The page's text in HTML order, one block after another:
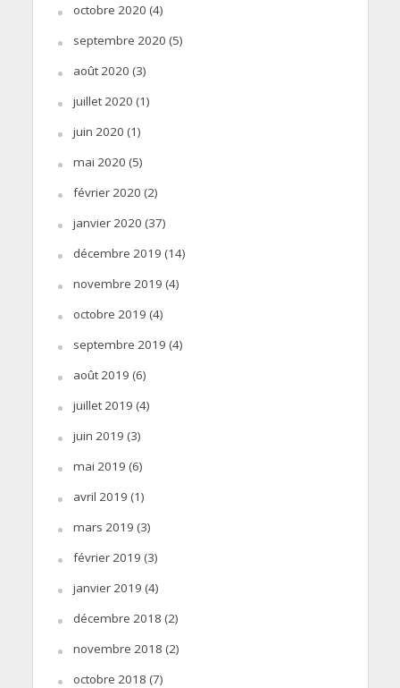
octobre 2020 (4)
septembre 2020 (5)
août 2020 (3)
juillet 2020 (1)
juin 2020 (1)
mai 2020 (5)
février 2020 (2)
janvier 2020 (37)
décembre 2019 (14)
novembre 2019 (4)
octobre 2019 (4)
septembre 2019 (4)
août 2019 (6)
juillet 2019 (4)
juin 2019 (3)
mai 2019 (6)
avril 2019 (1)
mars 2019 (3)
février 2019 (3)
janvier 2019 (4)
décembre 2018 (2)
novembre 2018 (2)
octobre 2018 (7)